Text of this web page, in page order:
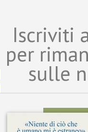
Iscriviti
per
sulle